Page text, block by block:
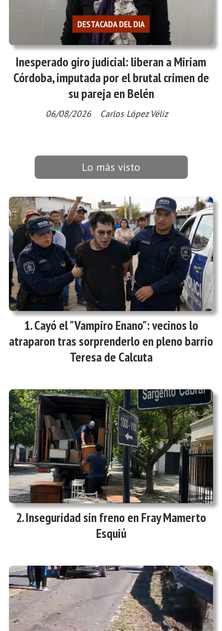
Inesperado giro judicial: liberan a Miriam
Córdoba, imputada por el brutal crimen de
su pareja en Belén
Carlos López Véliz
DESTACADA DEL DIA
06/08/2026
Lo más visto
Cayó el "Vampiro Enano": vecinos lo
atraparon tras sorprenderlo en pleno barrio
Teresa de Calcuta
Inseguridad sin freno en Fray Mamerto
Esquiú